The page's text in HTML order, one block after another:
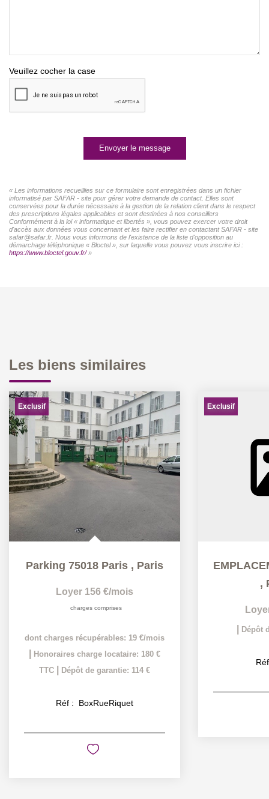
Veuillez cocher la case
Envoyer le message
« Les informations recueillies sur ce formulaire sont enregistrées dans un fichier
informatisé par SAFAR - site pour gérer votre demande de contact. Elles sont
conservées pour la durée nécessaire à la gestion de la relation client dans le respect
des prescriptions légales applicables et sont destinées à nos conseillers
Conformément à la loi « informatique et libertés », vous pouvez exercer votre droit
d'accès aux données vous concernant et les faire rectifier en contactant SAFAR - site
safar@safar.fr. Nous vous informons de l'existence de la liste d'opposition au
démarchage téléphonique « Bloctel », sur laquelle vous pouvez vous inscrire ici :
https://www.bloctel.gouv.fr/»
Les biens similaires
Exclusif
Parking 75018 Paris , Paris
Loyer 156 €/mois
charges comprises
dont charges récupérables: 19 €/mois
Honoraires charge locataire: 180 €
TTC
Dépôt de garantie: 114 €
Réf : BoxRueRiquet
Exclusif
,
Dépôt